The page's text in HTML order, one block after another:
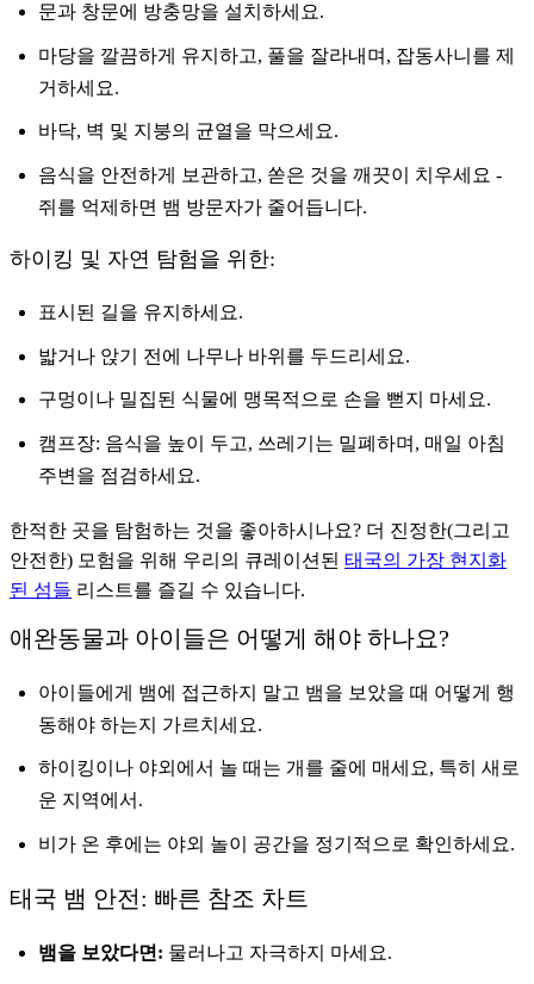
문과 창문에 방충망을 설치하세요.
마당을 깔끔하게 유지하고, 풀을 잘라내며, 잡동사니를 제
거하세요.
바닥, 벽 및 지붕의 균열을 막으세요.
음식을 안전하게 보관하고, 쏟은 것을 깨끗이 치우세요 -
쥐를 억제하면 뱀 방문자가 줄어듭니다.
하이킹 및 자연 탐험을 위한:
표시된 길을 유지하세요.
밟거나 앉기 전에 나무나 바위를 두드리세요.
구멍이나 밀집된 식물에 맹목적으로 손을 뻗지 마세요.
캠프장: 음식을 높이 두고, 쓰레기는 밀폐하며, 매일 아침
주변을 점검하세요.
한적한 곳을 탐험하는 것을 좋아하시나요? 더 진정한(그리고
안전한) 모험을 위해 우리의 큐레이션된 태국의 가장 현지화
된 섬들 리스트를 즐길 수 있습니다.
애완동물과 아이들은 어떻게 해야 하나요?
아이들에게 뱀에 접근하지 말고 뱀을 보았을 때 어떻게 행
동해야 하는지 가르치세요.
하이킹이나 야외에서 놀 때는 개를 줄에 매세요, 특히 새로
운 지역에서.
비가 온 후에는 야외 놀이 공간을 정기적으로 확인하세요.
태국 뱀 안전: 빠른 참조 차트
뱀을 보았다면: 물러나고 자극하지 마세요.